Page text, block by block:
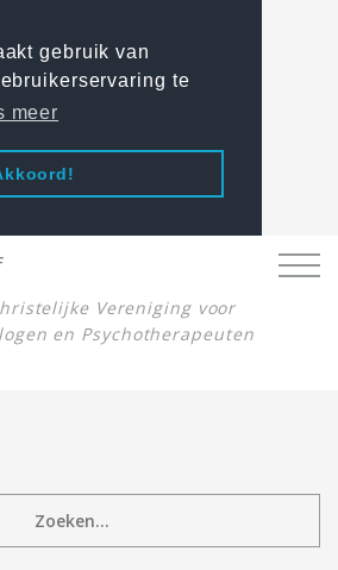
gebruik van
te
meer
Vereniging voor
en Psychotherapeuten